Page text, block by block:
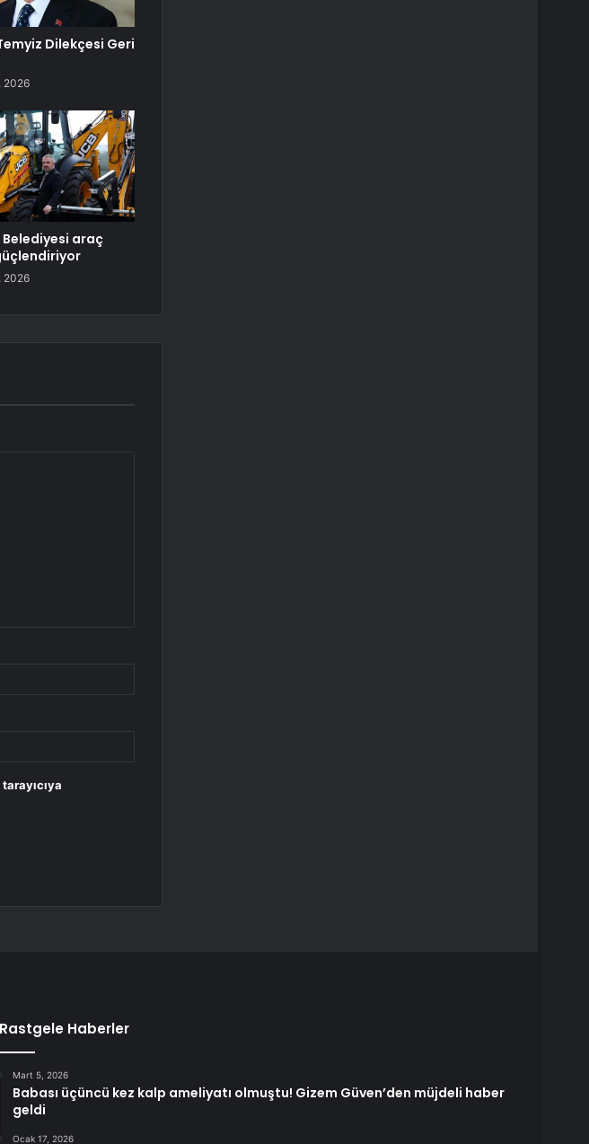
Dilekçesi Geri
2026
araç
2026
Rastgele Haberler
Mart 5, 2026
Babası üçüncü kez kalp ameliyatı olmuştu! Gizem Güven’den müjdeli haber
geldi
Ocak 17, 2026